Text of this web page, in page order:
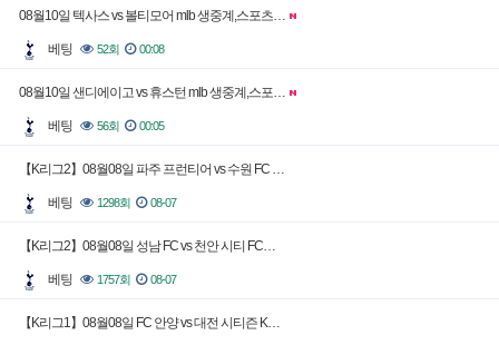
08월10일 텍사스 vs 볼티모어 mlb 생중계,스포츠…
베팅 52회 00:08
08월10일 샌디에이고 vs 휴스턴 mlb 생중계,스포…
베팅 56회 00:05
【K리그2】08월08일 파주 프런티어 vs 수원 FC …
베팅 1298회 08-07
【K리그2】08월08일 성남 FC vs 천안 시티 FC…
베팅 1757회 08-07
【K리그1】08월08일 FC 안양 vs 대전 시티즌 K…